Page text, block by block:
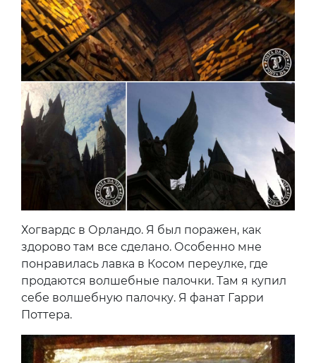
Хогвардс в Орландо. Я был поражен, как
здорово там все сделано. Особенно мне
понравилась лавка в Косом переулке, где
продаются волшебные палочки. Там я купил
себе волшебную палочку. Я фанат Гарри
Поттера.